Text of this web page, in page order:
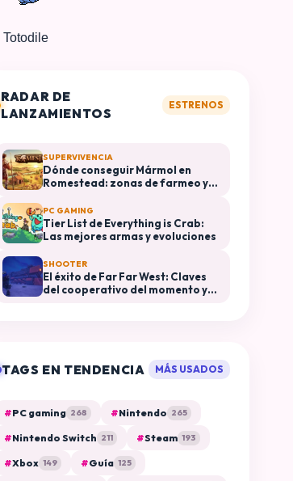
Totodile
RADAR DE
LANZAMIENTOS
ESTRENOS
SUPERVIVENCIA
Dónde conseguir Mármol en
Romestead: zonas de farmeo y
PC GAMING
Tier List de Everything is Crab:
Las mejores armas y evoluciones
SHOOTER
El éxito de Far Far West: Claves
del cooperativo del momento y
TAGS EN TENDENCIA MÁS USADOS
#PC gaming 268 #Nintendo 265
#Nintendo Switch 211 #Steam 193
#Xbox 149 #Guía 125